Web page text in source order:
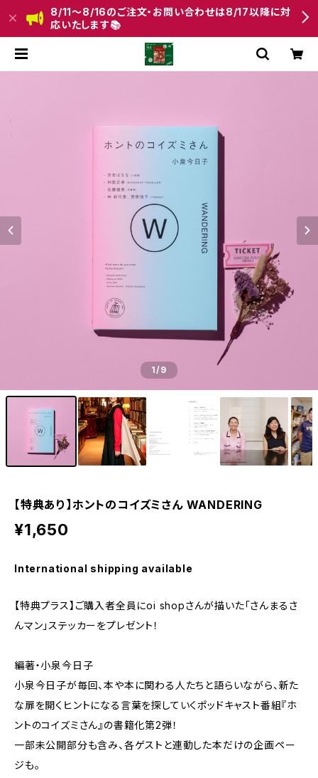
8/11〜8/16のご注文・お問い合わせは8/17以降に対
応いたします📚
1/9
【特典あり】ホントのコイズミさん WANDERING
¥1,650
International shipping available
【特典プラス】ご購入者全員にoi shopさんが描いた「さんまるさ
んマン」ステッカーをプレゼント！
編著・小泉今日子
小泉今日子が毎回、本や本に関わる人たちと語らいながら、新た
な扉を開くヒントになる言葉を探していくポッドキャスト番組『ホ
ントのコイズミさん』の書籍化第2弾！
一部未公開部分も含み、各ゲストと連動した本だけの企画ペー
ジも。